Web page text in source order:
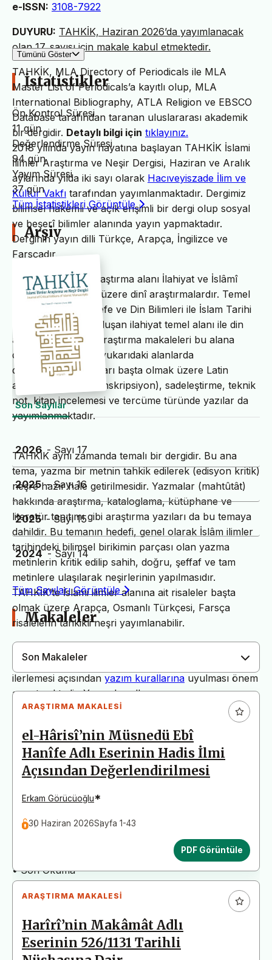
e-ISSN: 3108-7922
DUYURU: TAHKİK, Haziran 2026’da yayımlanacak
olan 17. sayısı için makale kabul etmektedir.
TAHKİK, MLA Directory of Periodicals ile MLA
Master List of Periodicals’a kayıtlı olup, MLA
International Bibliography, ATLA Religion ve EBSCO
Database tarafından taranan uluslararası akademik
bir dergidir. Detaylı bilgi için tıklayınız.
2018 yılında yayın hayatına başlayan TAHKİK İslami
İlimler Araştırma ve Neşir Dergisi, Haziran ve Aralık
aylarında yılda iki sayı olarak Hacıveyiszade İlim ve
Kültür Vakfı tarafından yayımlanmaktadır. Dergimiz
bilimsel hakemli ve açık erişimli bir dergi olup sosyal
ve beşerî bilimler alanında yayın yapmaktadır.
Derginin yayın dilli Türkçe, Arapça, İngilizce ve
Farsçadır.
TAHKİK’in temel araştırma alanı İlahiyat ve İslâmî
ilimler başta olmak üzere dinî araştırmalardır. Temel
İslam Bilimleri, Felsefe ve Din Bilimleri ile İslam Tarihi
ve Sanatları’ndan oluşan ilahiyat temel alanı ile din
alanındaki bilimsel araştırma makaleleri bu alana
dâhildir. TAHKİK’te yukarıdaki alanlarda
değerlendirme yazıları başta olmak üzere Latin
alfabesine nakil (transkripsiyon), sadeleştirme, teknik
not, kitap incelemesi ve tercüme türünde yazılar da
yayımlanmaktadır.
TAHKİK aynı zamanda temalı bir dergidir. Bu ana
tema, yazma bir metnin tahkik edilerek (edisyon kritik)
neşre hazır hale getirilmesidir. Yazmalar (mahtûtât)
hakkında araştırma, kataloglama, kütüphane ve
literatür tanıtımı gibi araştırma yazıları da bu temaya
dahildir. Bu temanın hedefi, genel olarak İslâm ilimler
tarihindeki bilimsel birikimin parçası olan yazma
metinlerin kritik edilip sahih, doğru, şeffaf ve tam
metinlere ulaşılarak neşirlerinin yapılmasıdır.
TAHKİK’te İslami ilimler alanına ait risaleler başta
olmak üzere Arapça, Osmanlı Türkçesi, Farsça
risalelerin tahkikli neşri yayımlanabilir.
Dergimiz yayın süreçlerinin daha hızlı ve sağlıklı
ilerlemesi açısından yazım kurallarına uyulması önem
arz etmektedir. Yazım kurallarına uymayan
başvurular değerlendirme aşamasına alınmadan iade
edilecektir. Bu nedenle çalışmalarınızı yüklemeden
önce çalışmanızın yazım kurallarına uygun olarak
düzenlendiğinden emin olunuz.
Yayın İnceleme Süreci (Yaklaşık 130 Gün)
• Editör İncelemesi
• Şekilsel ve Etik Ön İnceleme
• Son Okuma
Tümünü Göster
İstatistikler
Ön Kontrol Süresi
11 gün
Değerlendirme Süresi
94 gün
Yayım Süresi
37 gün
Tüm İstatistikleri Görüntüle
Arşiv
Son Sayılar
2026 - Sayı 17
2025 - Sayı 16
2025 - Sayı 15
2024 - Sayı 14
Tüm Sayıları Görüntüle
Makaleler
Son Makaleler
ARAŞTIRMA MAKALESI
el-Hârisî’nin Müsnedü Ebî
Hanîfe Adlı Eserinin Hadis İlmi
Açısından Değerlendirilmesi
Erkam Görücüoğlu*
30 Haziran 2026Sayfa 1-43
PDF Görüntüle
ARAŞTIRMA MAKALESI
Harîrî’nin Makâmât Adlı
Eserinin 526/1131 Tarihli